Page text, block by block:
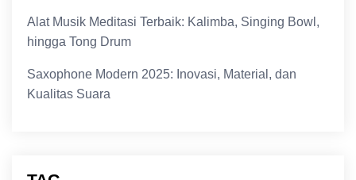
Alat Musik Meditasi Terbaik: Kalimba, Singing Bowl,
hingga Tong Drum
Saxophone Modern 2025: Inovasi, Material, dan
Kualitas Suara